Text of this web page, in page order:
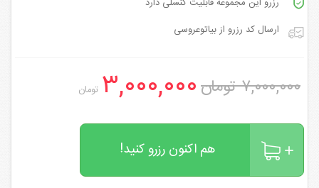
رزرو این مجموعه قابلیت کنسلی دارد
ارسال کد رزرو از بیاتوعروسی
۷,۰۰۰,۰۰۰ تومان ۳,۰۰۰,۰۰۰ تومان
هم اکنون رزرو کنید!